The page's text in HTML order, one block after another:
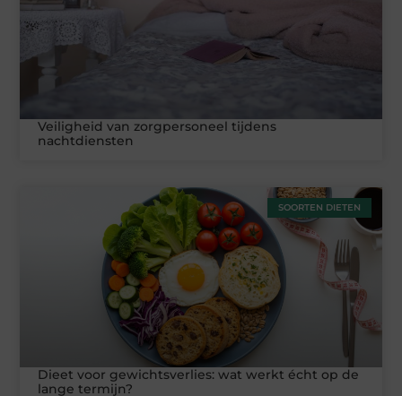
Veiligheid van zorgpersoneel tijdens
nachtdiensten
SOORTEN DIETEN
Dieet voor gewichtsverlies: wat werkt écht op de
lange termijn?